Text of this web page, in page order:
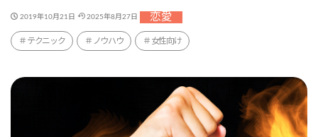
2019年10月21日 2025年8月27日 恋愛
テクニック ノウハウ 女性向け